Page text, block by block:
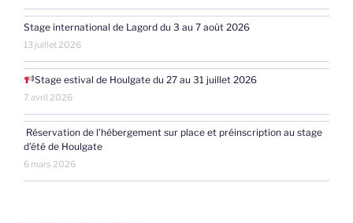
Stage international de Lagord du 3 au 7 août 2026
13 juillet 2026
Stage estival de Houlgate du 27 au 31 juillet 2026
7 avril 2026
Réservation de l’hébergement sur place et préinscription au stage
d’été de Houlgate
6 mars 2026